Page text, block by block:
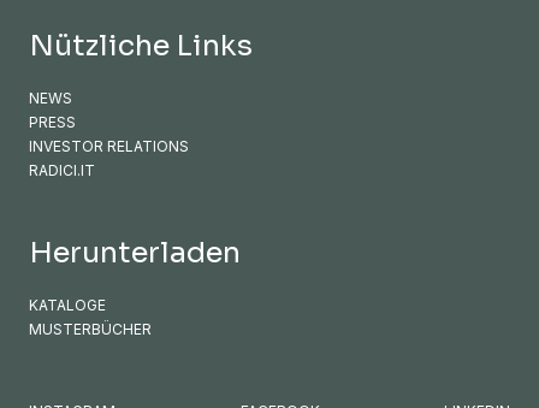
Nützliche Links
NEWS
PRESS
INVESTOR RELATIONS
RADICI.IT
Herunterladen
KATALOGE
MUSTERBÜCHER